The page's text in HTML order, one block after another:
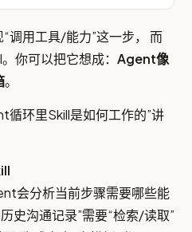
调用工具/能力”这一步， 而
你可以把它想成： Agent像
。
循环里Skill是如何工作的”讲
会分析当前步骤需要哪些能
史沟通记录”需要“检索/读取”